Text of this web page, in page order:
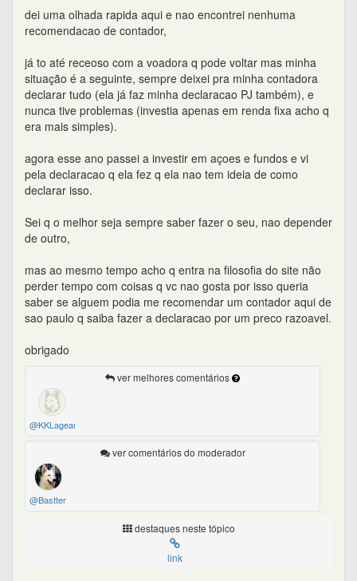
dei uma olhada rapida aqui e nao encontrei nenhuma
recomendacao de contador,
já to até receoso com a voadora q pode voltar mas minha
situação é a seguinte, sempre deixei pra minha contadora
declarar tudo (ela já faz minha declaracao PJ também), e
nunca tive problemas (investia apenas em renda fixa acho q
era mais simples).
agora esse ano passei a investir em açoes e fundos e vi
pela declaracao q ela fez q ela nao tem ideia de como
declarar isso.
Sei q o melhor seja sempre saber fazer o seu, nao depender
de outro,
mas ao mesmo tempo acho q entra na filosofia do site não
perder tempo com coisas q vc nao gosta por isso queria
saber se alguem podia me recomendar um contador aqui de
sao paulo q saiba fazer a declaracao por um preco razoavel.
obrigado
ver melhores comentários
@KKLageanoKK
ver comentários do moderador
@Bastter
destaques neste tópico
link